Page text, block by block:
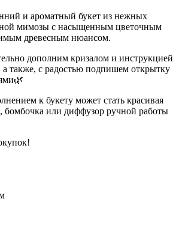
и ароматный букет из нежных
мимозы с насыщенным цветочным
древесным нюансом.
дополним кризалом и инструкцией
а также, с радостью подпишем открытку
к букету может стать красивая
бомбочка или диффузор ручной работы